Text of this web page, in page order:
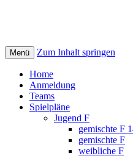
Menü Zum Inhalt springen
Home
Anmeldung
Teams
Spielpläne
Jugend F
gemischte F
gemischte F
weibliche F